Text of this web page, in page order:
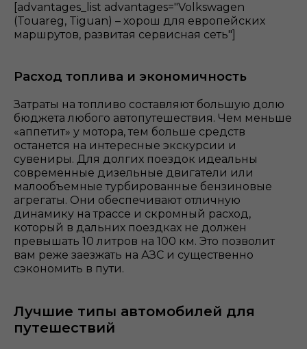
[advantages_list advantages="Volkswagen
(Touareg, Tiguan) – хорош для европейских
маршрутов, развитая сервисная сеть"]
Расход топлива и экономичность
Затраты на топливо составляют большую долю
бюджета любого автопутешествия. Чем меньше
«аппетит» у мотора, тем больше средств
останется на интересные экскурсии и
сувениры. Для долгих поездок идеальны
современные дизельные двигатели или
малообъемные турбированные бензиновые
агрегаты. Они обеспечивают отличную
динамику на трассе и скромный расход,
который в дальних поездках не должен
превышать 10 литров на 100 км. Это позволит
вам реже заезжать на АЗС и существенно
сэкономить в пути.
Лучшие типы автомобилей для
путешествий